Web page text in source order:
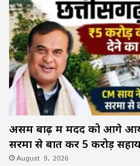
असम बाढ़ में मदद को आगे
सरमा से बात कर ₹5 करोड़
August 9, 2026